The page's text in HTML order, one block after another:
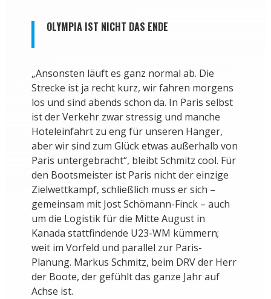
OLYMPIA IST NICHT DAS ENDE
„Ansonsten läuft es ganz normal ab. Die
Strecke ist ja recht kurz, wir fahren morgens
los und sind abends schon da. In Paris selbst
ist der Verkehr zwar stressig und manche
Hoteleinfahrt zu eng für unseren Hänger,
aber wir sind zum Glück etwas außerhalb von
Paris untergebracht“, bleibt Schmitz cool. Für
den Bootsmeister ist Paris nicht der einzige
Zielwettkampf, schließlich muss er sich –
gemeinsam mit Jost Schömann-Finck – auch
um die Logistik für die Mitte August in
Kanada stattfindende U23-WM kümmern;
weit im Vorfeld und parallel zur Paris-
Planung. Markus Schmitz, beim DRV der Herr
der Boote, der gefühlt das ganze Jahr auf
Achse ist.